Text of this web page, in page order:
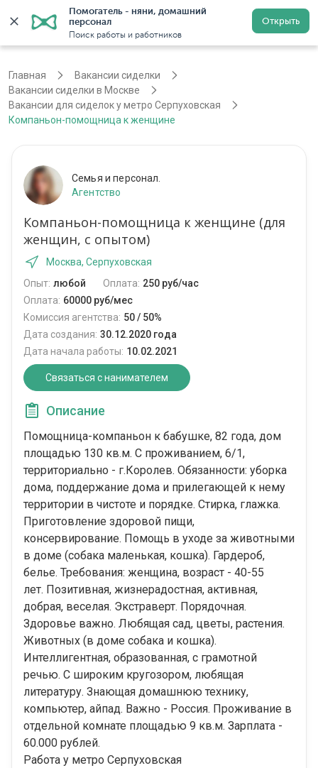
Помогатель - няни, домашний
персонал
Поиск работы и работников
Открыть
Регистрация
Главная
Вакансии сиделки
Вакансии сиделки в Москве
Вакансии для сиделок у метро Серпуховская
Компаньон-помощница к женщине
Семья и персонал.
Агентство
Компаньон-помощница к женщине (для
женщин, с опытом)
Москва, Серпуховская
Опыт: любой Оплата: 250 руб/час
Оплата: 60000 руб/мес
Комиссия агентства: 50 / 50%
Дата создания: 30.12.2020 года
Дата начала работы: 10.02.2021
Связаться с нанимателем
Описание
Помощница-компаньон к бабушке, 82 года, дом
площадью 130 кв.м. С проживанием, 6/1,
территориально - г.Королев. Обязанности: уборка
дома, поддержание дома и прилегающей к нему
территории в чистоте и порядке. Стирка, глажка.
Приготовление здоровой пищи,
консервирование. Помощь в уходе за животными
в доме (собака маленькая, кошка). Гардероб,
белье. Требования: женщина, возраст - 40-55
лет. Позитивная, жизнерадостная, активная,
добрая, веселая. Экстраверт. Порядочная.
Здоровье важно. Любящая сад, цветы, растения.
Животных (в доме собака и кошка).
Интеллигентная, образованная, с грамотной
речью. С широким кругозором, любящая
литературу. Знающая домашнюю технику,
компьютер, айпад. Важно - Россия. Проживание в
отдельной комнате площадью 9 кв.м. Зарплата -
60.000 рублей.
Работа у метро Серпуховская